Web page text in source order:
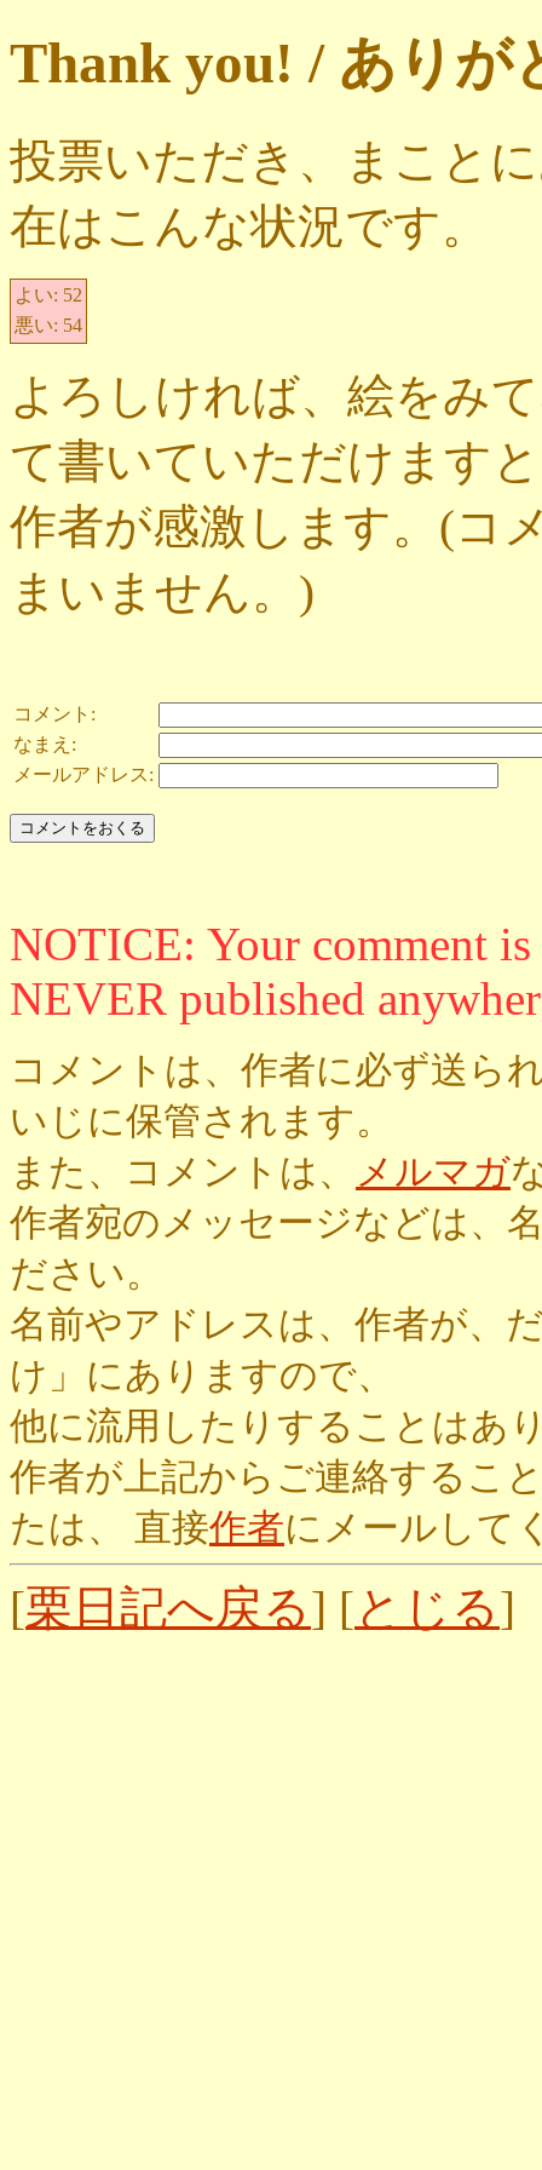
Thank you! / ありが
投票いただき、まこと
在はこんな状況です。
よい: 52
悪い: 54
よろしければ、絵をみ
て書いていただけます
作者が感激します。(コ
まいません。)
コメント:
なまえ:
メールアドレス:
NOTICE: Your comment
NEVER published
コメントは、作者に必ず送ら
いじに保管されます。
また、コメントは、
メルマガ
作者宛のメッセージなどは、
ださい。
名前やアドレスは、作者が、
け」にありますので、
他に流用したりすることはあ
作者が上記からご連絡するこ
たは、 直接作者にメールして
[栗日記へ戻る] [とじる]